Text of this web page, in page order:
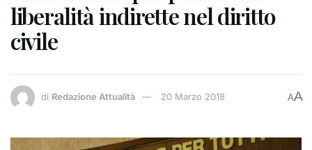
liberalità indirette nel diritto
civile
di Redazione Attualità 20 Marzo 2018 AA